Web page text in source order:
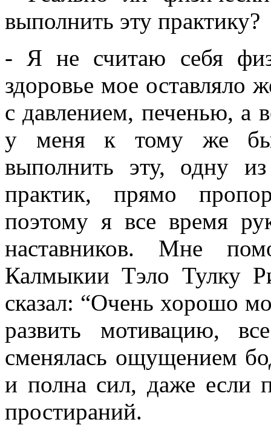
выполнить эту практику?
- Я не считаю себя
здоровье мое оставляло
с давлением, печенью, а
у меня к тому же
выполнить эту, одну
практик, прямо
поэтому я все время
наставников. Мне
Калмыкии Тэло Тулку
сказал: “Очень хорошо
развить мотивацию,
сменялась ощущением
и полна сил, даже если
простираний.